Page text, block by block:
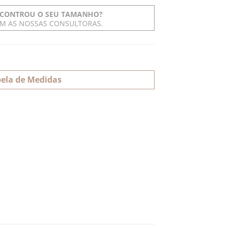
O SEU TAMANHO?
AS NOSSAS CONSULTORAS.
de Medidas